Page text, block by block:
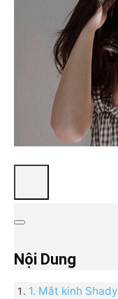
Nội Dung
1. Mắt kinh Shady